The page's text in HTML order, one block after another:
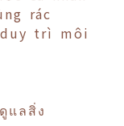
rác
trì môi
แลสิ่ง